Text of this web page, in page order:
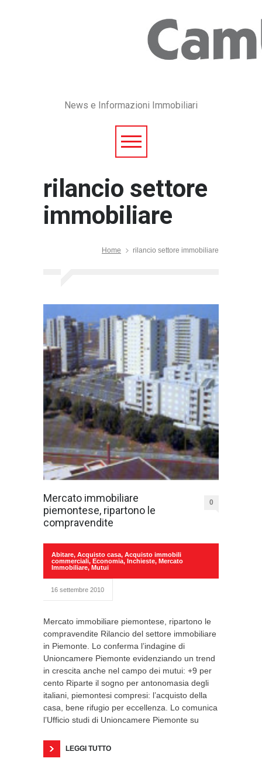
News e Informazioni Immobiliari
rilancio settore
immobiliare
Home rilancio settore immobiliare
Mercato immobiliare
piemontese, ripartono le
compravendite
0
Abitare, Acquisto casa, Acquisto immobili
commerciali, Economia, Inchieste, Mercato
Immobiliare, Mutui
16 settembre 2010
Mercato immobiliare piemontese, ripartono le
compravendite Rilancio del settore immobiliare
in Piemonte. Lo conferma l’indagine di
Unioncamere Piemonte evidenziando un trend
in crescita anche nel campo dei mutui: +9 per
cento Riparte il sogno per antonomasia degli
italiani, piemontesi compresi: l’acquisto della
casa, bene rifugio per eccellenza. Lo comunica
l’Ufficio studi di Unioncamere Piemonte su
LEGGI TUTTO